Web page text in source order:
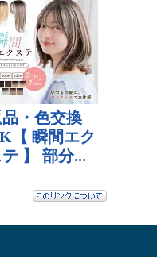
ビュー数：0